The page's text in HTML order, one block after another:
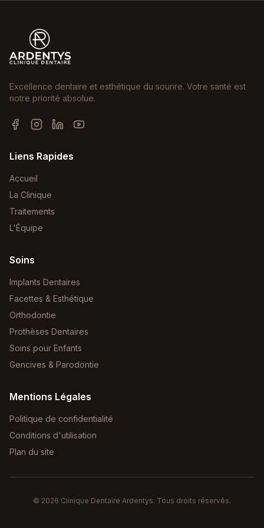
Excellence dentaire et esthétique du sourire. Votre santé est
notre priorité absolue.
Liens Rapides
Accueil
La Clinique
Traitements
L'Équipe
Soins
Implants Dentaires
Facettes & Esthétique
Orthodontie
Prothèses Dentaires
Soins pour Enfants
Gencives & Parodontie
Mentions Légales
Politique de confidentialité
Conditions d'utilisation
Plan du site
© 2026 Clinique Dentaire Ardentys. Tous droits réservés.